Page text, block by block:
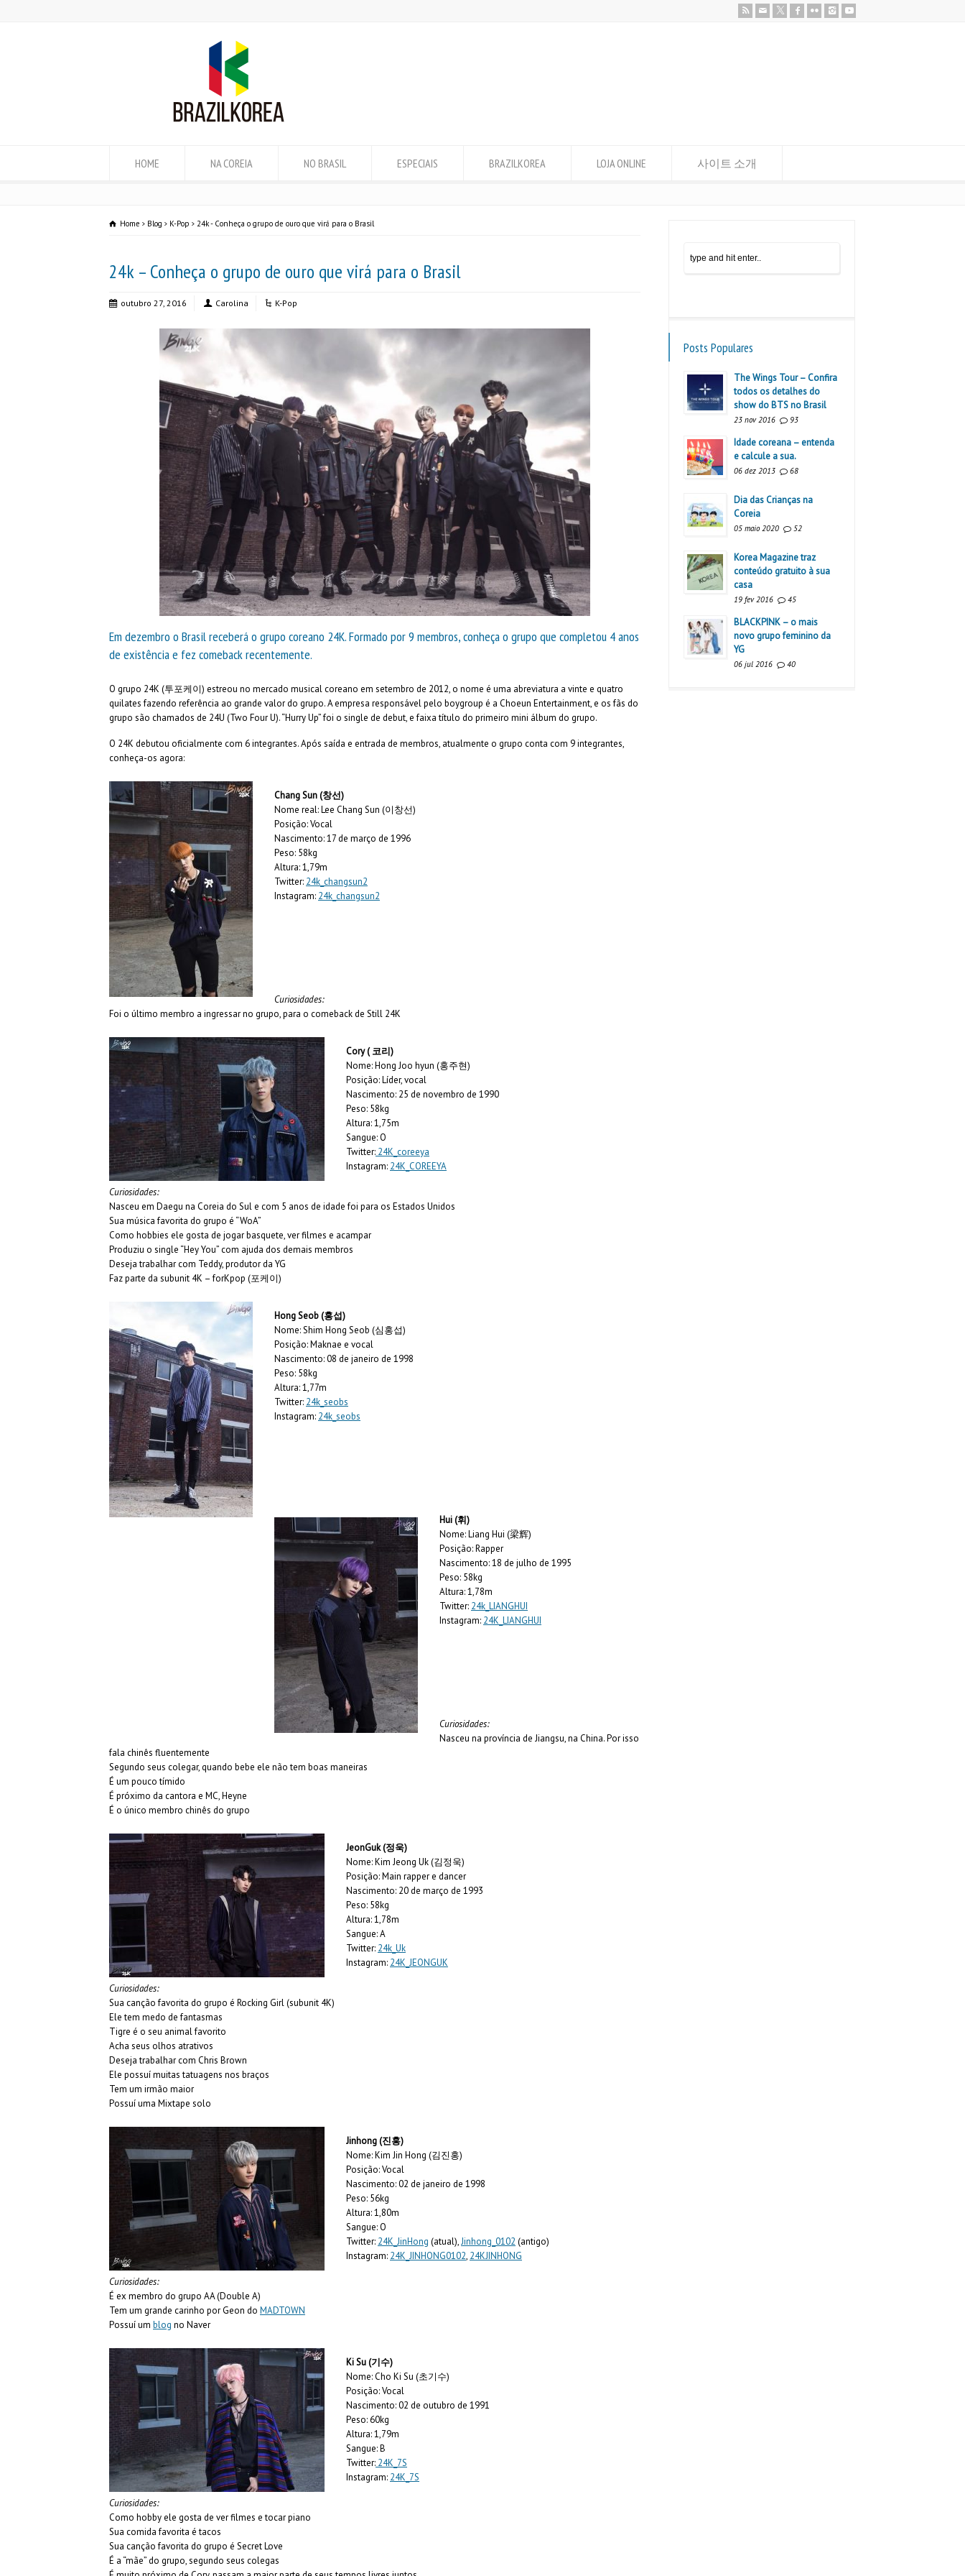
HOME NA COREIA NO BRASIL ESPECIAIS BRAZILKOREA LOJA ONLINE 사이트 소개
Home Blog K-Pop 24k - Conheça o grupo de ouro que virá para o Brasil
24k – Conheça o grupo de ouro que virá para o Brasil
outubro 27, 2016 Carolina K-Pop
Em dezembro o Brasil receberá o grupo coreano 24K. Formado por 9 membros, conheça o grupo que completou 4 anos
de existência e fez comeback recentemente.
O grupo 24K (투포케이) estreou no mercado musical coreano em setembro de 2012, o nome é uma abreviatura a vinte e quatro
quilates fazendo referência ao grande valor do grupo. A empresa responsável pelo boygroup é a Choeun Entertainment, e os fãs do
grupo são chamados de 24U (Two Four U). “Hurry Up” foi o single de debut, e faixa título do primeiro mini álbum do grupo.
O 24K debutou oficialmente com 6 integrantes. Após saída e entrada de membros, atualmente o grupo conta com 9 integrantes,
conheça-os agora:
Chang Sun (창선)
Nome real: Lee Chang Sun (이창선)
Posição: Vocal
Nascimento: 17 de março de 1996
Peso: 58kg
Altura: 1,79m
Twitter: 24k_changsun2
Instagram: 24k_changsun2
Curiosidades:
Foi o último membro a ingressar no grupo, para o comeback de Still 24K
Cory ( 코리)
Nome: Hong Joo hyun (홍주현)
Posição: Líder, vocal
Nascimento: 25 de novembro de 1990
Peso: 58kg
Altura: 1,75m
Sangue: O
Twitter: 24K_coreeya
Instagram: 24K_COREEYA
Curiosidades:
Nasceu em Daegu na Coreia do Sul e com 5 anos de idade foi para os Estados Unidos
Sua música favorita do grupo é “WoA”
Como hobbies ele gosta de jogar basquete, ver filmes e acampar
Produziu o single “Hey You” com ajuda dos demais membros
Deseja trabalhar com Teddy, produtor da YG
Faz parte da subunit 4K – forKpop (포케이)
Hong Seob (홍섭)
Nome: Shim Hong Seob (심홍섭)
Posição: Maknae e vocal
Nascimento: 08 de janeiro de 1998
Peso: 58kg
Altura: 1,77m
Twitter: 24k_seobs
Instagram: 24k_seobs
Hui (휘)
Nome: Liang Hui (梁辉)
Posição: Rapper
Nascimento: 18 de julho de 1995
Peso: 58kg
Altura: 1,78m
Twitter: 24k_LIANGHUI
Instagram: 24K_LIANGHUI
Curiosidades:
Nasceu na província de Jiangsu, na China. Por isso
fala chinês fluentemente
Segundo seus colegar, quando bebe ele não tem boas maneiras
É um pouco tímido
É próximo da cantora e MC, Heyne
É o único membro chinês do grupo
JeonGuk (정욱)
Nome: Kim Jeong Uk (김정욱)
Posição: Main rapper e dancer
Nascimento: 20 de março de 1993
Peso: 58kg
Altura: 1,78m
Sangue: A
Twitter: 24k_Uk
Instagram: 24K_JEONGUK
Curiosidades:
Sua canção favorita do grupo é Rocking Girl (subunit 4K)
Ele tem medo de fantasmas
Tigre é o seu animal favorito
Acha seus olhos atrativos
Deseja trabalhar com Chris Brown
Ele possuí muitas tatuagens nos braços
Tem um irmão maior
Possuí uma Mixtape solo
Jinhong (진홍)
Nome: Kim Jin Hong (김진홍)
Posição: Vocal
Nascimento: 02 de janeiro de 1998
Peso: 56kg
Altura: 1,80m
Sangue: O
Twitter: 24K_JinHong (atual),Jinhong_0102 (antigo)
Instagram: 24K_JINHONG0102, 24KJINHONG
Curiosidades:
É ex membro do grupo AA (Double A)
Tem um grande carinho por Geon do MADTOWN
Possuí um blog no Naver
Ki Su (기수)
Nome: Cho Ki Su (초기수)
Posição: Vocal
Nascimento: 02 de outubro de 1991
Peso: 60kg
Altura: 1,79m
Sangue: B
Twitter: 24K_7S
Instagram: 24K_7S
Curiosidades:
Como hobby ele gosta de ver filmes e tocar piano
Sua comida favorita é tacos
Sua canção favorita do grupo é Secret Love
É a “mãe” do grupo, segundo seus colegas
Posts Populares
The Wings Tour – Confira
todos os detalhes do
show do BTS no Brasil
23 nov 2016 93
Idade coreana – entenda
e calcule a sua.
06 dez 2013 68
Dia das Crianças na
Coreia
05 maio 2020 52
Korea Magazine traz
conteúdo gratuito à sua
casa
19 fev 2016 45
BLACKPINK – o mais
novo grupo feminino da
YG
06 jul 2016 40